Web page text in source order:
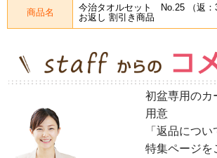
商品名
今治タオルセット No.25 （返：
お返し 割引き商品
初盆専用のカ
用意
「返品につい
特集ページを